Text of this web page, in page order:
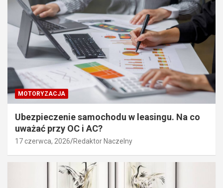
MOTORYZACJA
Ubezpieczenie samochodu w leasingu. Na co
uważać przy OC i AC?
17 czerwca, 2026 Redaktor Naczelny